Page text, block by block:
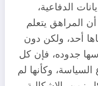
الدفاعية،
المراهق يتعلم
أحد، ولكن دون
جدوده، فإن كل
السياسة، وكأنها لم